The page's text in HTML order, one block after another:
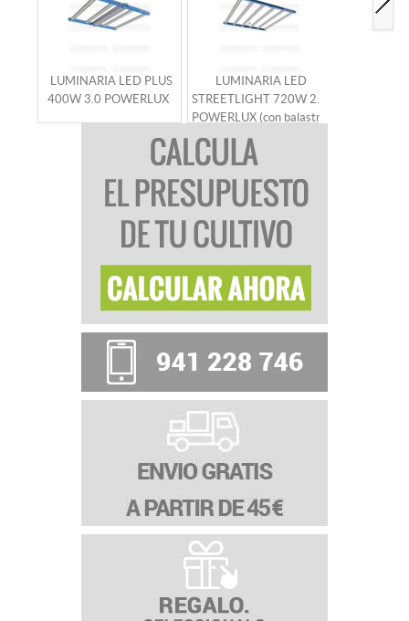
LUMINARIA LED PLUS
400W 3.0 POWERLUX
LUMINARIA LED
STREETLIGHT 720W 2.8
POWERLUX (con balastro
y controlador)